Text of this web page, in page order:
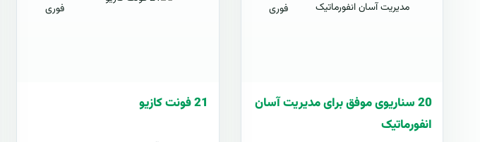
فوری
20 سناریوی موفق برای مدیریت آسان
انفورماتیک
فوری
21 فونت کازيو